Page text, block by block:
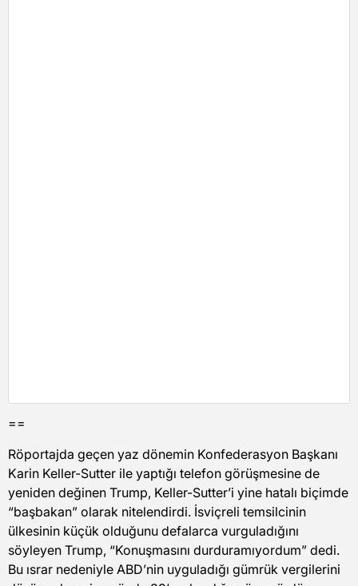
==
Röportajda geçen yaz dönemin Konfederasyon Başkanı
Karin Keller-Sutter ile yaptığı telefon görüşmesine de
yeniden değinen Trump, Keller-Sutter’i yine hatalı biçimde
“başbakan” olarak nitelendirdi. İsviçreli temsilcinin
ülkesinin küçük olduğunu defalarca vurguladığını
söyleyen Trump, “Konuşmasını durduramıyordum” dedi.
Bu ısrar nedeniyle ABD’nin uyguladığı gümrük vergilerini